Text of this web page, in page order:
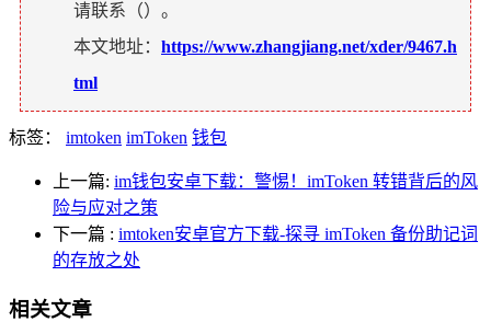
请联系（）。
本文地址： https://www.zhangjiang.net/xder/9467.h
tml
标签： imtoken imToken 钱包
上一篇: im钱包安卓下载：警惕！imToken 转错背后的风
险与应对之策
下一篇 : imtoken安卓官方下载-探寻 imToken 备份助记词
的存放之处
相关文章